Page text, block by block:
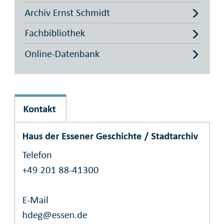
Archiv Ernst Schmidt
Fachbibliothek
Online-Datenbank
Kontakt
Haus der Essener Geschichte / Stadtarchiv
Telefon
+49 201 88-41300
E-Mail
hdeg@essen.de